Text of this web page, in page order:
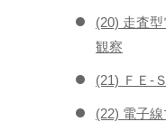
(20) 走査
観察
(21) ＦＥ-
(22) 電子